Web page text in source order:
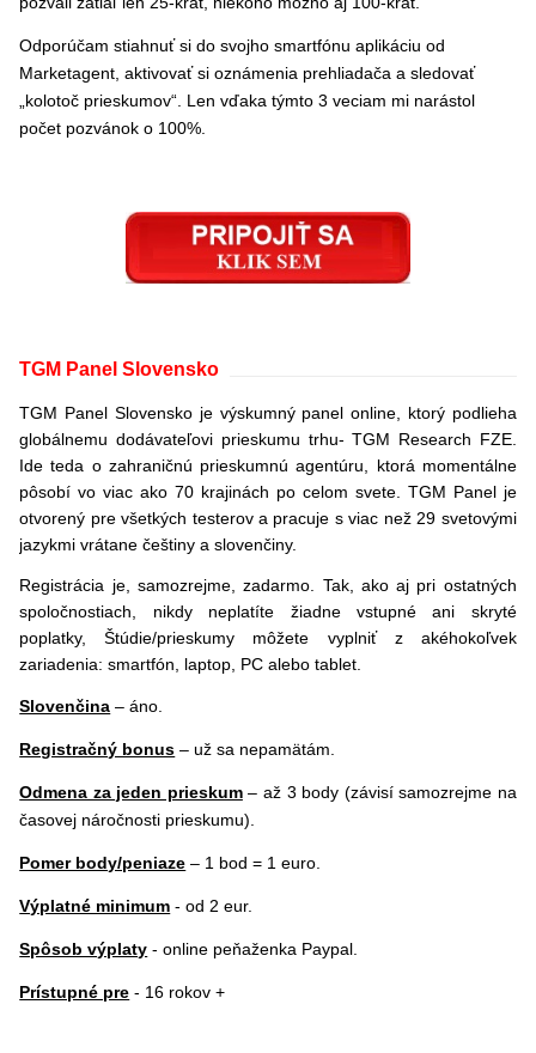
Odporúčam stiahnuť si do svojho smartfónu aplikáciu od
Marketagent, aktivovať si oznámenia prehliadača a sledovať
„kolotoč prieskumov“. Len vďaka týmto 3 veciam mi narástol
počet pozvánok o 100%.
TGM Panel Slovensko
TGM Panel Slovensko je výskumný panel online, ktorý podlieha
globálnemu dodávateľovi prieskumu trhu- TGM Research FZE.
Ide teda o zahraničnú prieskumnú agentúru, ktorá momentálne
pôsobí vo viac ako 70 krajinách po celom svete. TGM Panel je
otvorený pre všetkých testerov a pracuje s viac než 29 svetovými
jazykmi vrátane češtiny a slovenčiny.
Registrácia je, samozrejme, zadarmo. Tak, ako aj pri ostatných
spoločnostiach, nikdy neplatíte žiadne vstupné ani skryté
poplatky, Štúdie/prieskumy môžete vyplniť z akéhokoľvek
zariadenia: smartfón, laptop, PC alebo tablet.
Slovenčina – áno.
Registračný bonus –už sa nepamätám.
Odmena za jeden prieskum– až 3 body (závisí samozrejme na
časovej náročnosti prieskumu).
Pomer body/peniaze – 1 bod = 1 euro.
Výplatné minimum - od 2 eur.
Spôsob výplaty - online peňaženka Paypal.
Prístupné pre - 16 rokov +